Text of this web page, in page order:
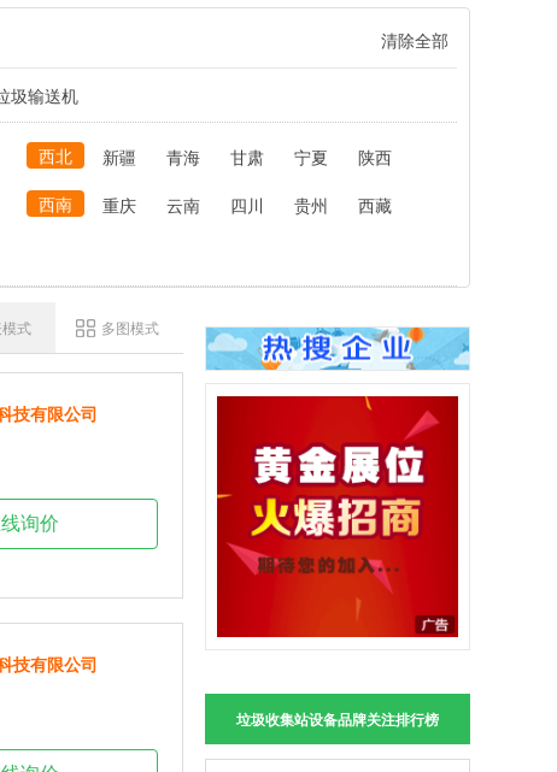
清除全部
圾输送机
西北 新疆 青海 甘肃 宁夏
陕西
西南 重庆 云南 四川 贵州
西藏
垃圾收集站设备品牌关注排行榜
式 多图模式
技有限公司
询价
技有限公司